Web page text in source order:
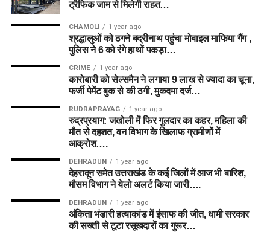
ट्रैफिक जाम से मिलेगी राहत…
CHAMOLI 1 year ago
श्रद्धालुओं को ठगने बद्रीनाथ पहुंचा मोबाइल माफिया गैंग ,
पुलिस ने 6 को रंगे हाथों पकड़ा…
CRIME 1 year ago
कारोबारी को सेल्समैन ने लगाया 9 लाख से ज्यादा का चूना,
फर्जी पेमेंट बुक से की ठगी, मुकदमा दर्ज…
RUDRAPRAYAG 1 year ago
रुद्रप्रयाग: जखोली में फिर गुलदार का कहर, महिला की
मौत से दहशत, वन विभाग के खिलाफ ग्रामीणों में
आक्रोश….
DEHRADUN 1 year ago
देहरादून समेत उत्तराखंड के कई जिलों में आज भी बारिश,
मौसम विभाग ने येलो अलर्ट किया जारी….
DEHRADUN 1 year ago
अंकिता भंडारी हत्याकांड में इंसाफ की जीत, धामी सरकार
की सख्ती से टूटा रसूखदारों का गुरूर…